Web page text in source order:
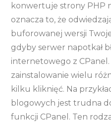
konwertuje strony PHP
oznacza to, że
buforowanej wersji
gdyby serwer napotkał
internetowego z
zainstalowanie wielu
kilku kliknięć. Na
blogowych jest trudna
funkcji CPanel. Ten